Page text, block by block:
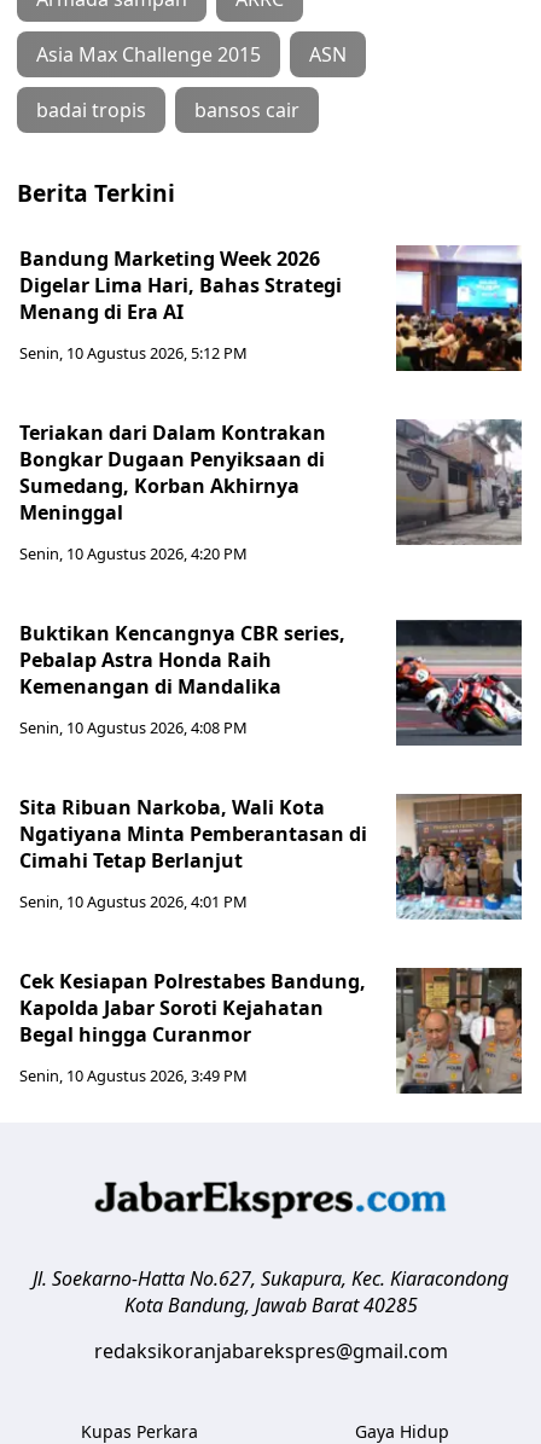
Asia Max Challenge 2015 ASN
badai tropis bansos cair
Berita Terkini
Bandung Marketing Week 2026
Digelar Lima Hari, Bahas Strategi
Menang di Era AI
Senin, 10 Agustus 2026, 5:12 PM
Teriakan dari Dalam Kontrakan
Bongkar Dugaan Penyiksaan di
Sumedang, Korban Akhirnya
Meninggal
Senin, 10 Agustus 2026, 4:20 PM
Buktikan Kencangnya CBR series,
Pebalap Astra Honda Raih
Kemenangan di Mandalika
Senin, 10 Agustus 2026, 4:08 PM
Sita Ribuan Narkoba, Wali Kota
Ngatiyana Minta Pemberantasan di
Cimahi Tetap Berlanjut
Senin, 10 Agustus 2026, 4:01 PM
Cek Kesiapan Polrestabes Bandung,
Kapolda Jabar Soroti Kejahatan
Begal hingga Curanmor
Senin, 10 Agustus 2026, 3:49 PM
Jl. Soekarno-Hatta No.627, Sukapura, Kec. Kiaracondong
Kota Bandung, Jawab Barat 40285
redaksikoranjabarekspres@gmail.com
Kupas Perkara Gaya Hidup